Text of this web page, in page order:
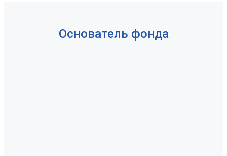
Основатель фонда